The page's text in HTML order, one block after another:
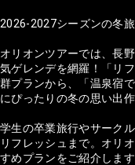
2026-2027シーズンの冬
オリオンツアーでは、長
気ゲレンデを網羅！「リ
群プランから、「温泉宿
にぴったりの冬の思い出
学生の卒業旅行やサーク
リフレッシュまで。オリ
すめプランをご紹介します